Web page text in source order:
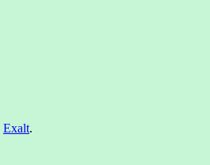
Exalt.